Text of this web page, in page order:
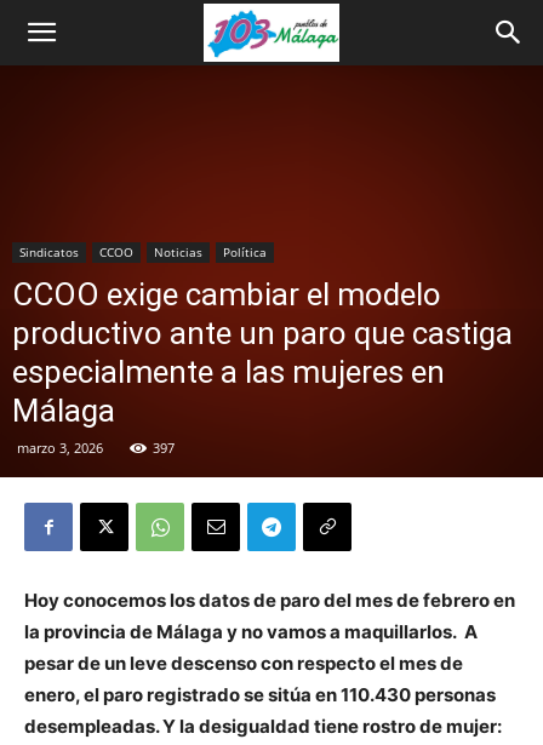
Sindicatos CCOO Noticias Política
CCOO exige cambiar el modelo
productivo ante un paro que castiga
especialmente a las mujeres en
Málaga
marzo 3, 2026 397
Hoy conocemos los datos de paro del mes de febrero en
la provincia de Málaga y no vamos a maquillarlos. A
pesar de un leve descenso con respecto el mes de
enero, el paro registrado se sitúa en 110.430 personas
desempleadas. Y la desigualdad tiene rostro de mujer: